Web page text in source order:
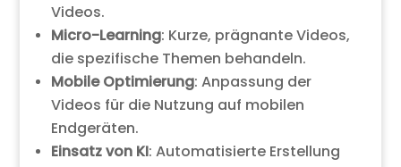
Videos.
Micro-Learning: Kurze, prägnante Videos,
die spezifische Themen behandeln.
Mobile Optimierung: Anpassung der
Videos für die Nutzung auf mobilen
Endgeräten.
Einsatz von KI: Automatisierte Erstellung